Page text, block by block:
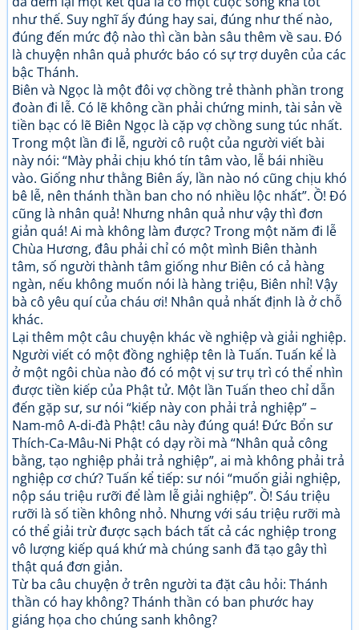
như thế. Suy nghĩ ấy đúng hay sai, đúng như thế nào,
đúng đến mức độ nào thì cần bàn sâu thêm về sau. Đó
là chuyện nhân quả phước báo có sự trợ duyên của các
bậc Thánh.
Biên và Ngọc là một đôi vợ chồng trẻ thành phần trong
đoàn đi lễ. Có lẽ không cần phải chứng minh, tài sản về
tiền bạc có lẽ Biên Ngọc là cặp vợ chồng sung túc nhất.
Trong một lần đi lễ, người cô ruột của người viết bài
này nói: “Mày phải chịu khó tín tâm vào, lễ bái nhiều
vào. Giống như thằng Biên ấy, lần nào nó cũng chịu khó
bê lễ, nên thánh thần ban cho nó nhiều lộc nhất”. Ồ! Đó
cũng là nhân quả! Nhưng nhân quả như vậy thì đơn
giản quá! Ai mà không làm được? Trong một năm đi lễ
Chùa Hương, đâu phải chỉ có một mình Biên thành
tâm, số người thành tâm giống như Biên có cả hàng
ngàn, nếu không muốn nói là hàng triệu, Biên nhỉ! Vậy
bà cô yêu quí của cháu ơi! Nhân quả nhất định là ở chỗ
khác.
Lại thêm một câu chuyện khác về nghiệp và giải nghiệp.
Người viết có một đồng nghiệp tên là Tuấn. Tuấn kể là
ở một ngôi chùa nào đó có một vị sư trụ trì có thể nhìn
được tiền kiếp của Phật tử. Một lần Tuấn theo chỉ dẫn
đến gặp sư, sư nói “kiếp này con phải trả nghiệp” –
Nam-mô A-di-đà Phật! câu này đúng quá! Đức Bổn sư
Thích-Ca-Mâu-Ni Phật có dạy rồi mà “Nhân quả công
bằng, tạo nghiệp phải trả nghiệp”, ai mà không phải trả
nghiệp cơ chứ? Tuấn kể tiếp: sư nói “muốn giải nghiệp,
nộp sáu triệu rưỡi để làm lễ giải nghiệp”. Ồ! Sáu triệu
rưỡi là số tiền không nhỏ. Nhưng với sáu triệu rưỡi mà
có thể giải trừ được sạch bách tất cả các nghiệp trong
vô lượng kiếp quá khứ mà chúng sanh đã tạo gây thì
thật quá đơn giản.
Từ ba câu chuyện ở trên người ta đặt câu hỏi: Thánh
thần có hay không? Thánh thần có ban phước hay
giáng họa cho chúng sanh không?